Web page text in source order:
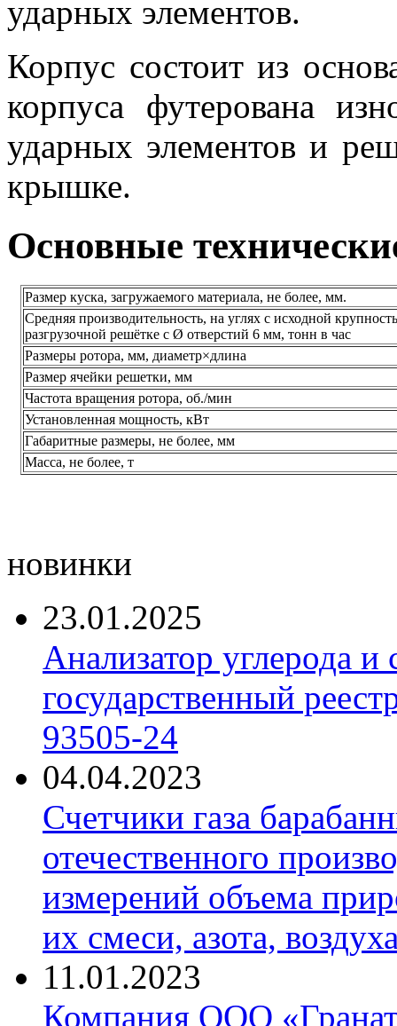
ударных элементов.
Корпус состоит из
корпуса футерована
ударных элементов и
крышке.
Основные
Размер куска, загружаемого материала, не более, мм.
Средняя производительность, на углях с исходной
разгрузочной решётке с Ø отверстий 6 мм, тонн в час
Размеры ротора, мм, диаметр×длина
Размер ячейки решетки, мм
Частота вращения ротора, об./мин
Установленная мощность, кВт
Габаритные размеры, не более, мм
Масса, не более, т
новинки
23.01.2025
Анализатор углерода
государственный
93505-24
04.04.2023
Счетчики газа
отечественного
измерений объема
их смеси, азота,
11.01.2023
Компания ООО